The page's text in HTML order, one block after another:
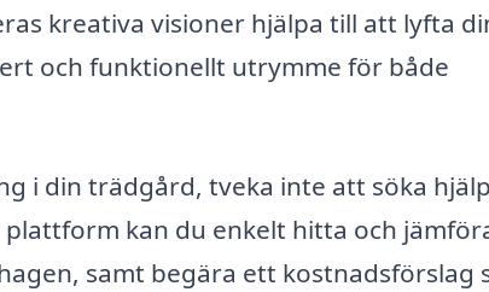
kreativa visioner hjälpa till att lyfta
och funktionellt utrymme för både
i din trädgård, tveka inte att söka
kan du enkelt hitta och
samt begära ett kostnadsförslag